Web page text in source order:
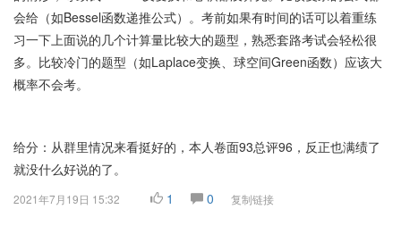
会给（如Bessel函数递推公式）。考前如果有时间的话可以着重练
习一下上面说的几个计算量比较大的题型，熟悉套路考试会轻松很
多。比较冷门的题型（如Laplace变换、球空间Green函数）应该大
概率不会考。
给分：从群里情况来看挺好的，本人卷面93总评96，反正也满绩了
就没什么好说的了。
2021年7月19日 15:32 1 0 复制链接